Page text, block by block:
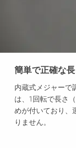
簡単で正確な
内蔵式メジャーで
は、1回転で長さ
めが付いており、
りません。